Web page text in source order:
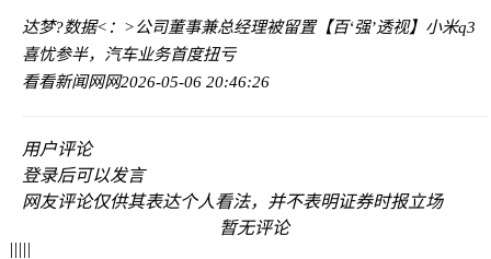
达梦?数据<：>公司董事兼总经理被留置【百‘强’透视】小米q3
喜忧参半，汽车业务首度扭亏
看看新闻网网2026-05-06 20:46:26
用户评论
登录后可以发言
网友评论仅供其表达个人看法，并不表明证券时报立场
暂无评论
|||||